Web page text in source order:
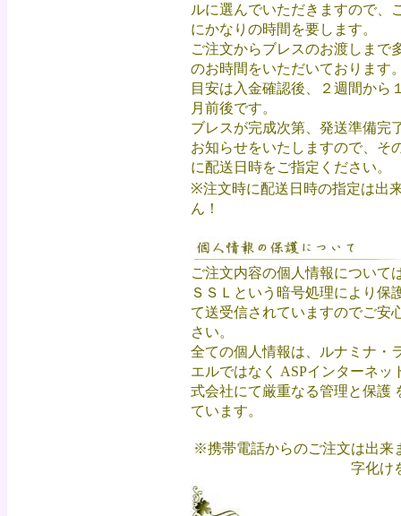
ルに選んでいただきますので、
にかなりの時間を要します。
ご注文からブレスのお渡しまで
のお時間をいただいております
目安は入金確認後、２週間から
月前後です。
ブレスが完成次第、発送準備完
お知らせをいたしますので、そ
に配送日時をご指定ください。
※注文時に配送日時の指定は出
ん！
ご注文内容の個人情報について
ＳＳＬという暗号処理により保
て送受信されていますのでご安
さい。
全ての個人情報は、ルナミナ・
エルではなく ASPインターネッ
式会社にて厳重なる管理と保護
ています。
※携帯電話からのご注文は出来
字化け